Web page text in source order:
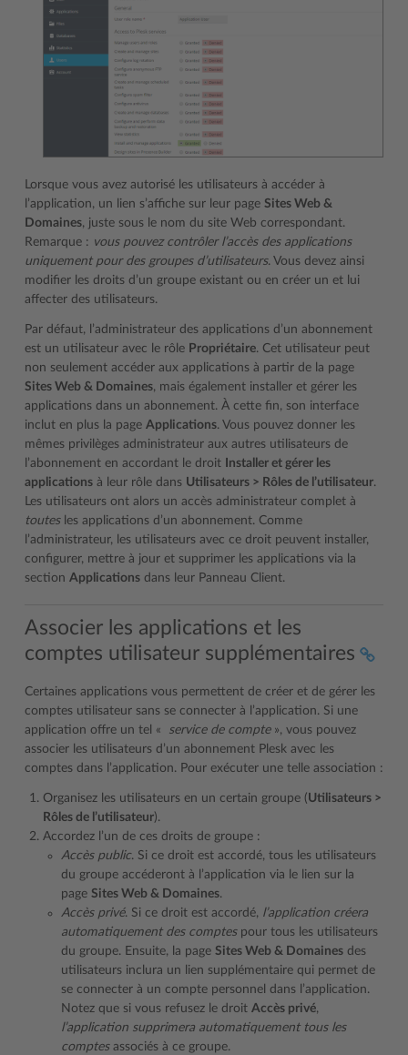
Lorsque vous avez autorisé les utilisateurs à accéder à
l’application, un lien s’affiche sur leur page Sites Web &
Domaines, juste sous le nom du site Web correspondant.
Remarque : vous pouvez contrôler l’accès des applications
uniquement pour des groupes d’utilisateurs. Vous devez ainsi
modifier les droits d’un groupe existant ou en créer un et lui
affecter des utilisateurs.
Par défaut, l’administrateur des applications d’un abonnement
est un utilisateur avec le rôle Propriétaire. Cet utilisateur peut
non seulement accéder aux applications à partir de la page
Sites Web & Domaines, mais également installer et gérer les
applications dans un abonnement. À cette fin, son interface
inclut en plus la page Applications. Vous pouvez donner les
mêmes privilèges administrateur aux autres utilisateurs de
l’abonnement en accordant le droit
Installer et gérer les
applications à leur rôle dans Utilisateurs > Rôles de l’utilisateur.
Les utilisateurs ont alors un accès administrateur complet à
toutesles applications d’un abonnement. Comme
l’administrateur, les utilisateurs avec ce droit peuvent installer,
configurer, mettre à jour et supprimer les applications via la
section Applications dans leur Panneau Client.
Associer les applications et les
comptes utilisateur supplémentaires
Certaines applications vous permettent de créer et de gérer les
comptes utilisateur sans se connecter à l’application. Si une
application offre un tel « service de compte», vous pouvez
associer les utilisateurs d’un abonnement Plesk avec les
comptes dans l’application. Pour exécuter une telle association :
Organisez les utilisateurs en un certain groupe (Utilisateurs >
Rôles de l’utilisateur).
Accordez l’un de ces droits de groupe :
Accès public. Si ce droit est accordé, tous les utilisateurs
du groupe accéderont à l’application via le lien sur la
page Sites Web & Domaines.
Accès privé. Si ce droit est accordé, l’application créera
automatiquement des comptespour tous les utilisateurs
du groupe. Ensuite, la page Sites Web & Domaines des
utilisateurs inclura un lien supplémentaire qui permet de
se connecter à un compte personnel dans l’application.
Notez que si vous refusez le droit Accès privé,
l’application supprimera automatiquement tous les
comptesassociés à ce groupe.